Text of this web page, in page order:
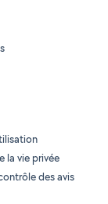
la vie privée
des avis